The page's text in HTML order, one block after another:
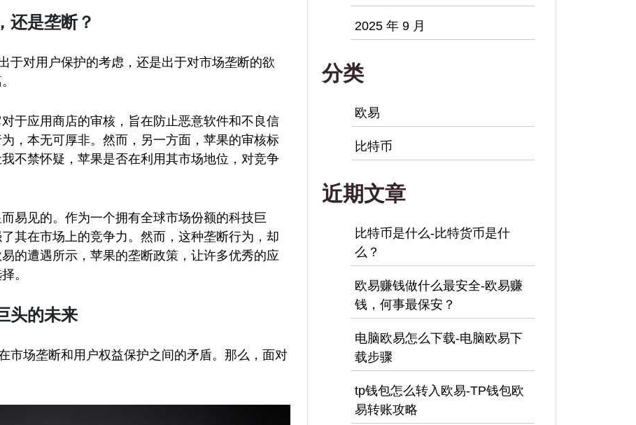
还是垄断？
于对用户保护的考虑，还是出于对市场垄断的欲
于应用商店的审核，旨在防止恶意软件和不良信
，本无可厚非。然而，另一方面，苹果的审核标
不禁怀疑，苹果是否在利用其市场地位，对竞争
易见的。作为一个拥有全球市场份额的科技巨
其在市场上的竞争力。然而，这种垄断行为，却
的遭遇所示，苹果的垄断政策，让许多优秀的应
。
头的未来
市场垄断和用户权益保护之间的矛盾。那么，面对
2025 年 9 月
分类
欧易
比特币
近期文章
比特币是什么-比特货币是什
么？
欧易赚钱做什么最安全-欧易赚
钱，何事最保安？
电脑欧易怎么下载-电脑欧易下
载步骤
tp钱包怎么转入欧易-TP钱包欧
易转账攻略